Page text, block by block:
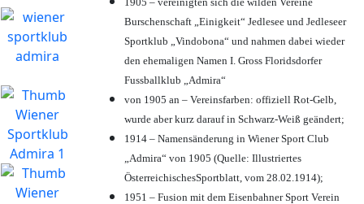
Burschenschaft „Einigkeit“ Jedlesee und Jedleseer
Sportklub „Vindobona“ und nahmen dabei wieder
den ehemaligen Namen I. Gross Floridsdorfer
Fussballklub „Admira“
von 1905 an – Vereinsfarben: offiziell Rot-Gelb,
wurde aber kurz darauf in Schwarz-Weiß geändert;
1914 – Namensänderung in Wiener Sport Club
„Admira“ von 1905 (Quelle: Illustriertes
ÖsterreichischesSportblatt, vom 28.02.1914);
1951 – Fusion mit dem Eisenbahner Sport Verein